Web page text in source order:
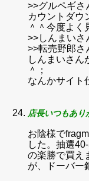
>>グルペギさ
カウントダウ
＾＾今度よく
>>しんまいさ
>>転売野郎さ
しんまいさん
＾；
なんかサイト
店長いつもあり
お陰様で
した。抽選
の楽勝で買え
が、ドーバー